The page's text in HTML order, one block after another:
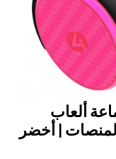
ملم | سماعة ألعاب
| أخضر